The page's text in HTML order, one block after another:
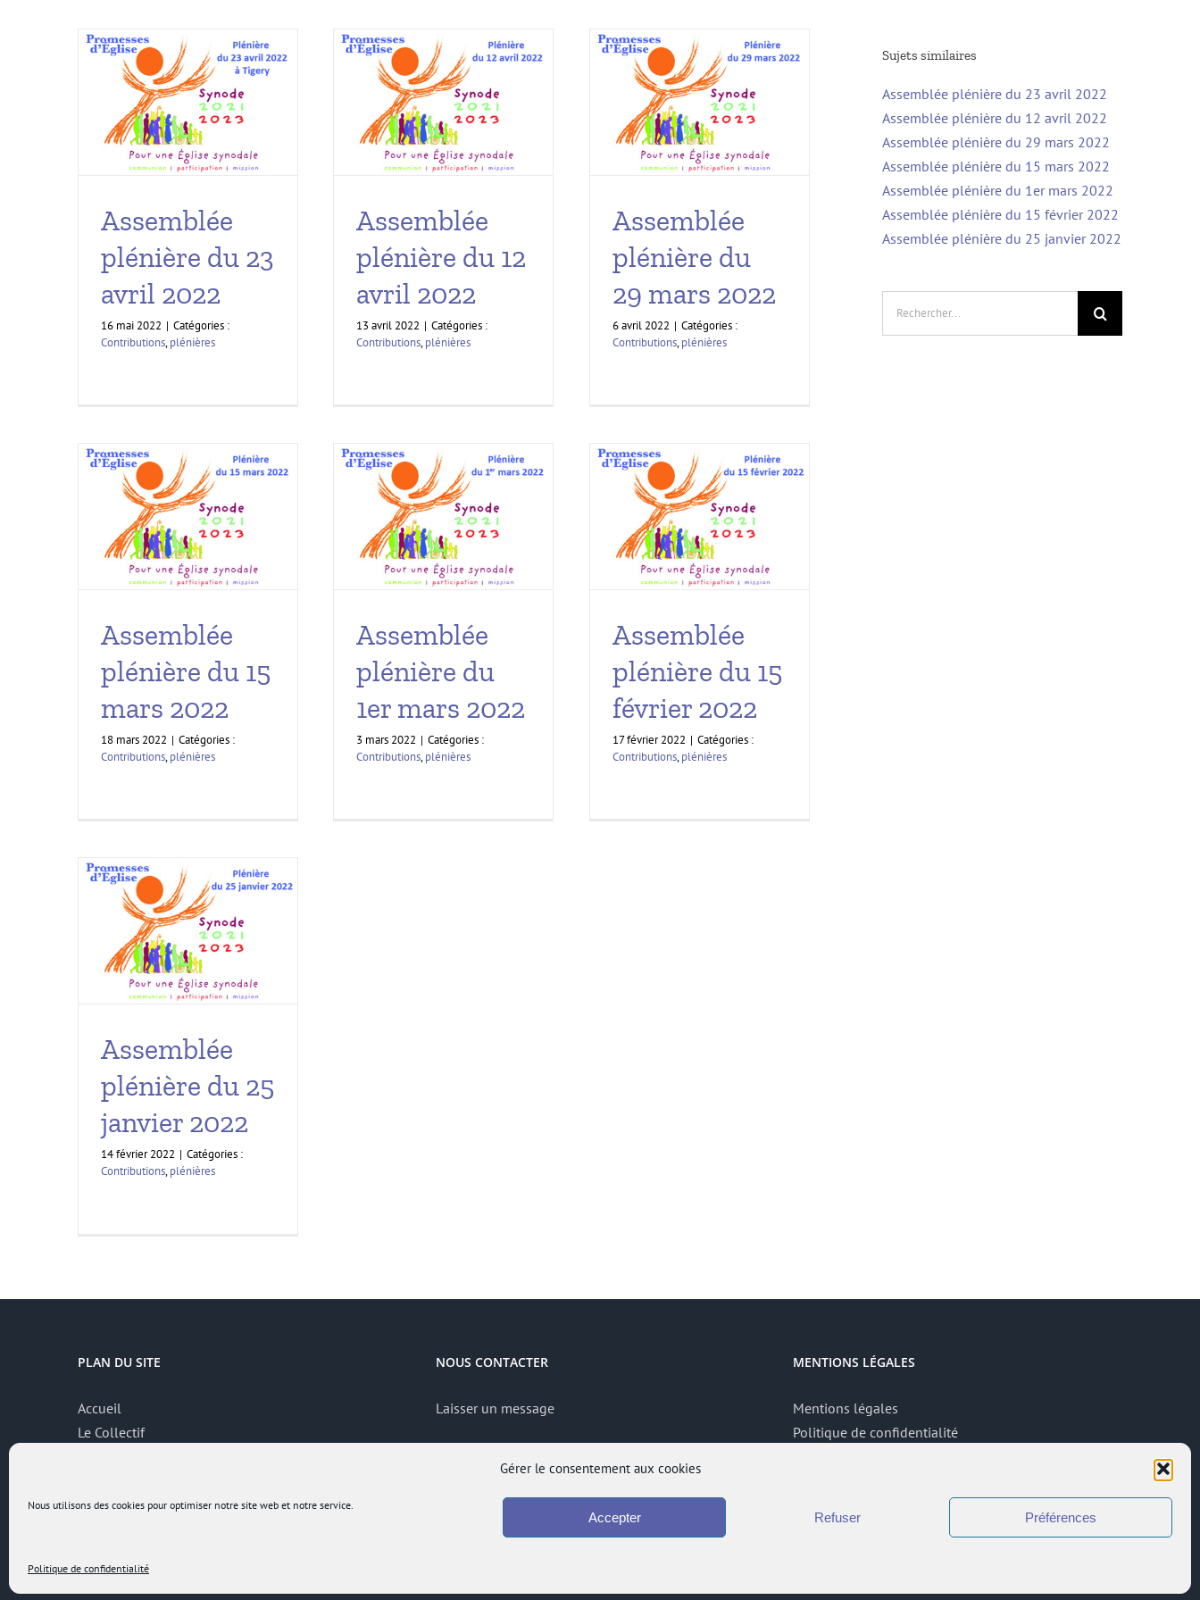
Gérer le consentement aux cookies
Nous utilisons des cookies pour optimiser notre site web et notre service.
Accepter Refuser Préférences
Politique de confidentialité
Assemblée
plénière du 23
avril 2022
16 mai 2022 | Catégories :
Contributions,plénières
Assemblée
plénière du 12
avril 2022
13 avril 2022 | Catégories :
Contributions,plénières
Assemblée
plénière du
29 mars 2022
6 avril 2022 | Catégories :
Contributions,plénières
Assemblée
plénière du 15
mars 2022
18 mars 2022 | Catégories :
Contributions,plénières
Assemblée
plénière du
1er mars 2022
3 mars 2022 | Catégories :
Contributions,plénières
Assemblée
plénière du 15
février 2022
17 février 2022 | Catégories :
Contributions,plénières
Assemblée
plénière du 25
janvier 2022
14 février 2022 | Catégories :
Contributions,plénières
Sujets similaires
Assemblée plénière du 23 avril 2022
Assemblée plénière du 12 avril 2022
Assemblée plénière du 29 mars 2022
Assemblée plénière du 15 mars 2022
Assemblée plénière du 1er mars 2022
Assemblée plénière du 15 février 2022
Assemblée plénière du 25 janvier 2022
PLAN DU SITE
Accueil
Le Collectif
Contact
NOUS CONTACTER
Laisser un message
MENTIONS LÉGALES
Mentions légales
Politique de confidentialité
Accès à l’intranet